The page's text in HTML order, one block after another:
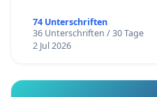
74 Unterschriften
36 Unterschriften / 30 Tage
2 Jul 2026